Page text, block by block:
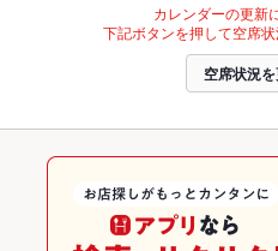
カレンダーの更新
下記ボタンを押して空席状
空席状況